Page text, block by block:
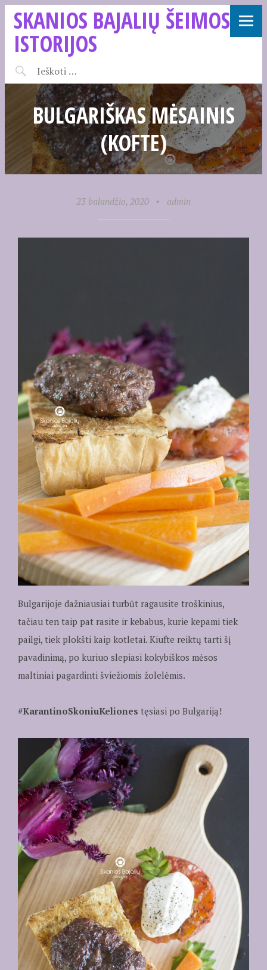
SKANIOS BAJALIŲ ŠEIMOS
ISTORIJOS
BULGARIŠKAS MĖSAINIS
(KOFTE)
23 balandžio, 2020 • admin
Bulgarijoje dažniausiai turbūt ragausite troškinius,
tačiau ten taip pat rasite ir kebabus, kurie kepami tiek
pailgi, tiek plokšti kaip kotletai. Kiufte reiktų tarti šį
pavadinimą, po kuriuo slepiasi kokybiškos mėsos
maltiniai pagardinti šviežiomis žolelėmis.
#KarantinoSkoniuKeliones tęsiasi po Bulgariją!